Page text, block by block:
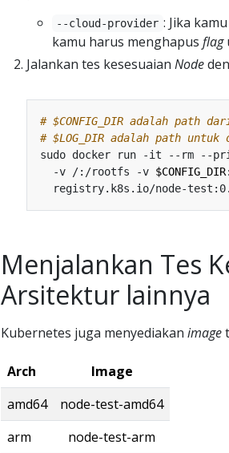
--cloud-provider : Jika
kamu harus menghapus flag
Jalankan tes kesesuaian Node
# $CONFIG_DIR adalah path
# $LOG_DIR adalah path untuk
sudo docker run -it --rm --
  -v /:/rootfs -v
$CONFIG_DIR:
Menjalankan Tes
Arsitektur lainnya
Kubernetes juga menyediakan image
Arch
Image
amd64
node-test-amd64
arm
node-test-arm